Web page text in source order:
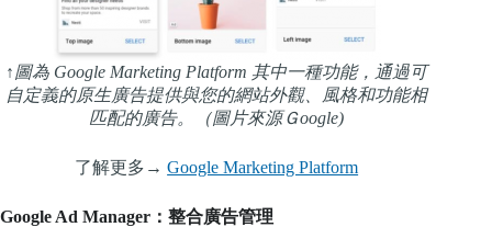
↑圖為 Google Marketing Platform 其中一種功能，通過可
自定義的原生廣告提供與您的網站外觀、風格和功能相
匹配的廣告。（圖片來源Ｇoogle)
了解更多→Google Marketing Platform
Google Ad Manager：整合廣告管理